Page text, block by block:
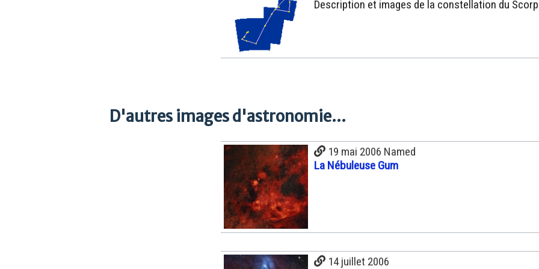
Description et images de la constellation du
D'autres images d'astronomie...
19 mai 2006 Named
La Nébuleuse Gum
14 juillet 2006